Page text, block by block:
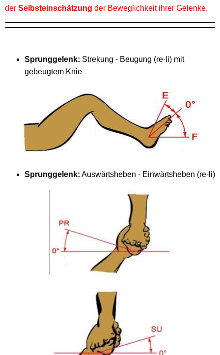
der Selbsteinschätzung der Beweglichkeit ihrer Gelenke.
Sprunggelenk: Strekung - Beugung (re-li) mit
gebeugtem Knie
Sprunggelenk: Auswärtsheben - Einwärtsheben (re-li)